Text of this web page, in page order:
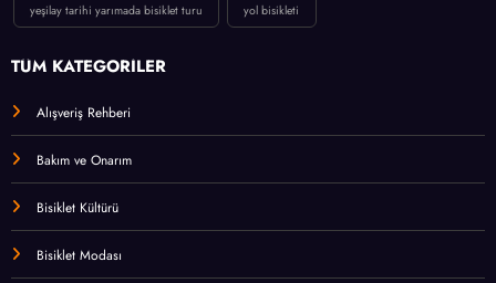
yeşilay tarihi yarımada bisiklet turu yol bisikleti
TÜM KATEGORİLER
Alışveriş Rehberi
Bakım ve Onarım
Bisiklet Kültürü
Bisiklet Modası